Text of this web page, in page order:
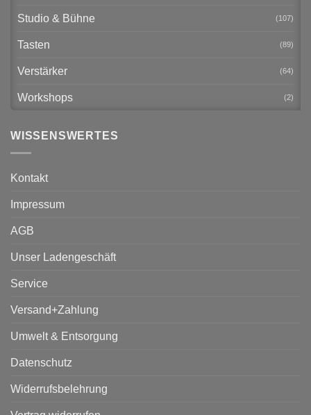
Studio & Bühne (107)
Tasten (89)
Verstärker (64)
Workshops (2)
WISSENSWERTES
Kontakt
Impressum
AGB
Unser Ladengeschäft
Service
Versand+Zahlung
Umwelt & Entsorgung
Datenschutz
Widerrufsbelehrung